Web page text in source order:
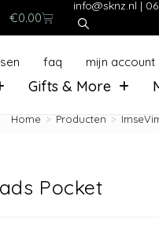
€0.00
info@sknz.nl |
faq mijn account
Gifts & More
Home > Producten >
Pocket